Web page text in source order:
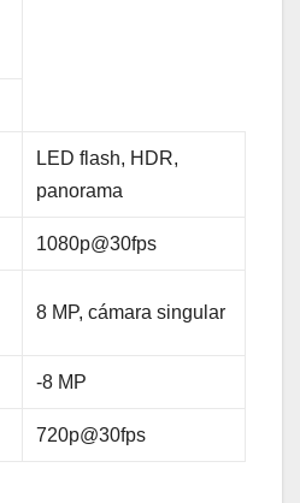
LED flash, HDR,
panorama
1080p@30fps
8 MP, cámara singular
-8 MP
720p@30fps